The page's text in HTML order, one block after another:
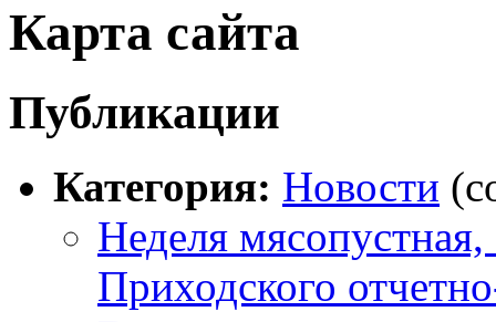
Карта сайта
Публикации
Категория: Новости
Неделя
Приходского